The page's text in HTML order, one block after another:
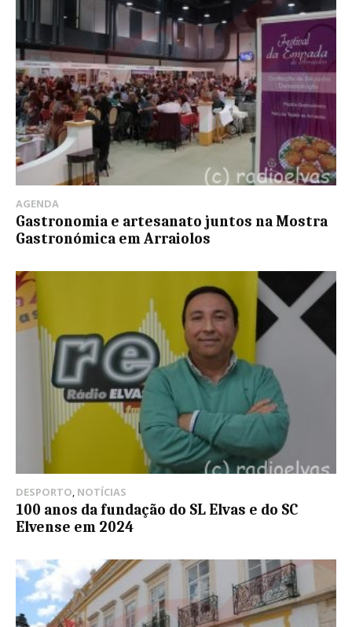
AGENDA
Gastronomia e artesanato juntos na Mostra
Gastronómica em Arraiolos
DESPORTO NOTÍCIAS
100 anos da fundação do SL Elvas e do SC
Elvense em 2024